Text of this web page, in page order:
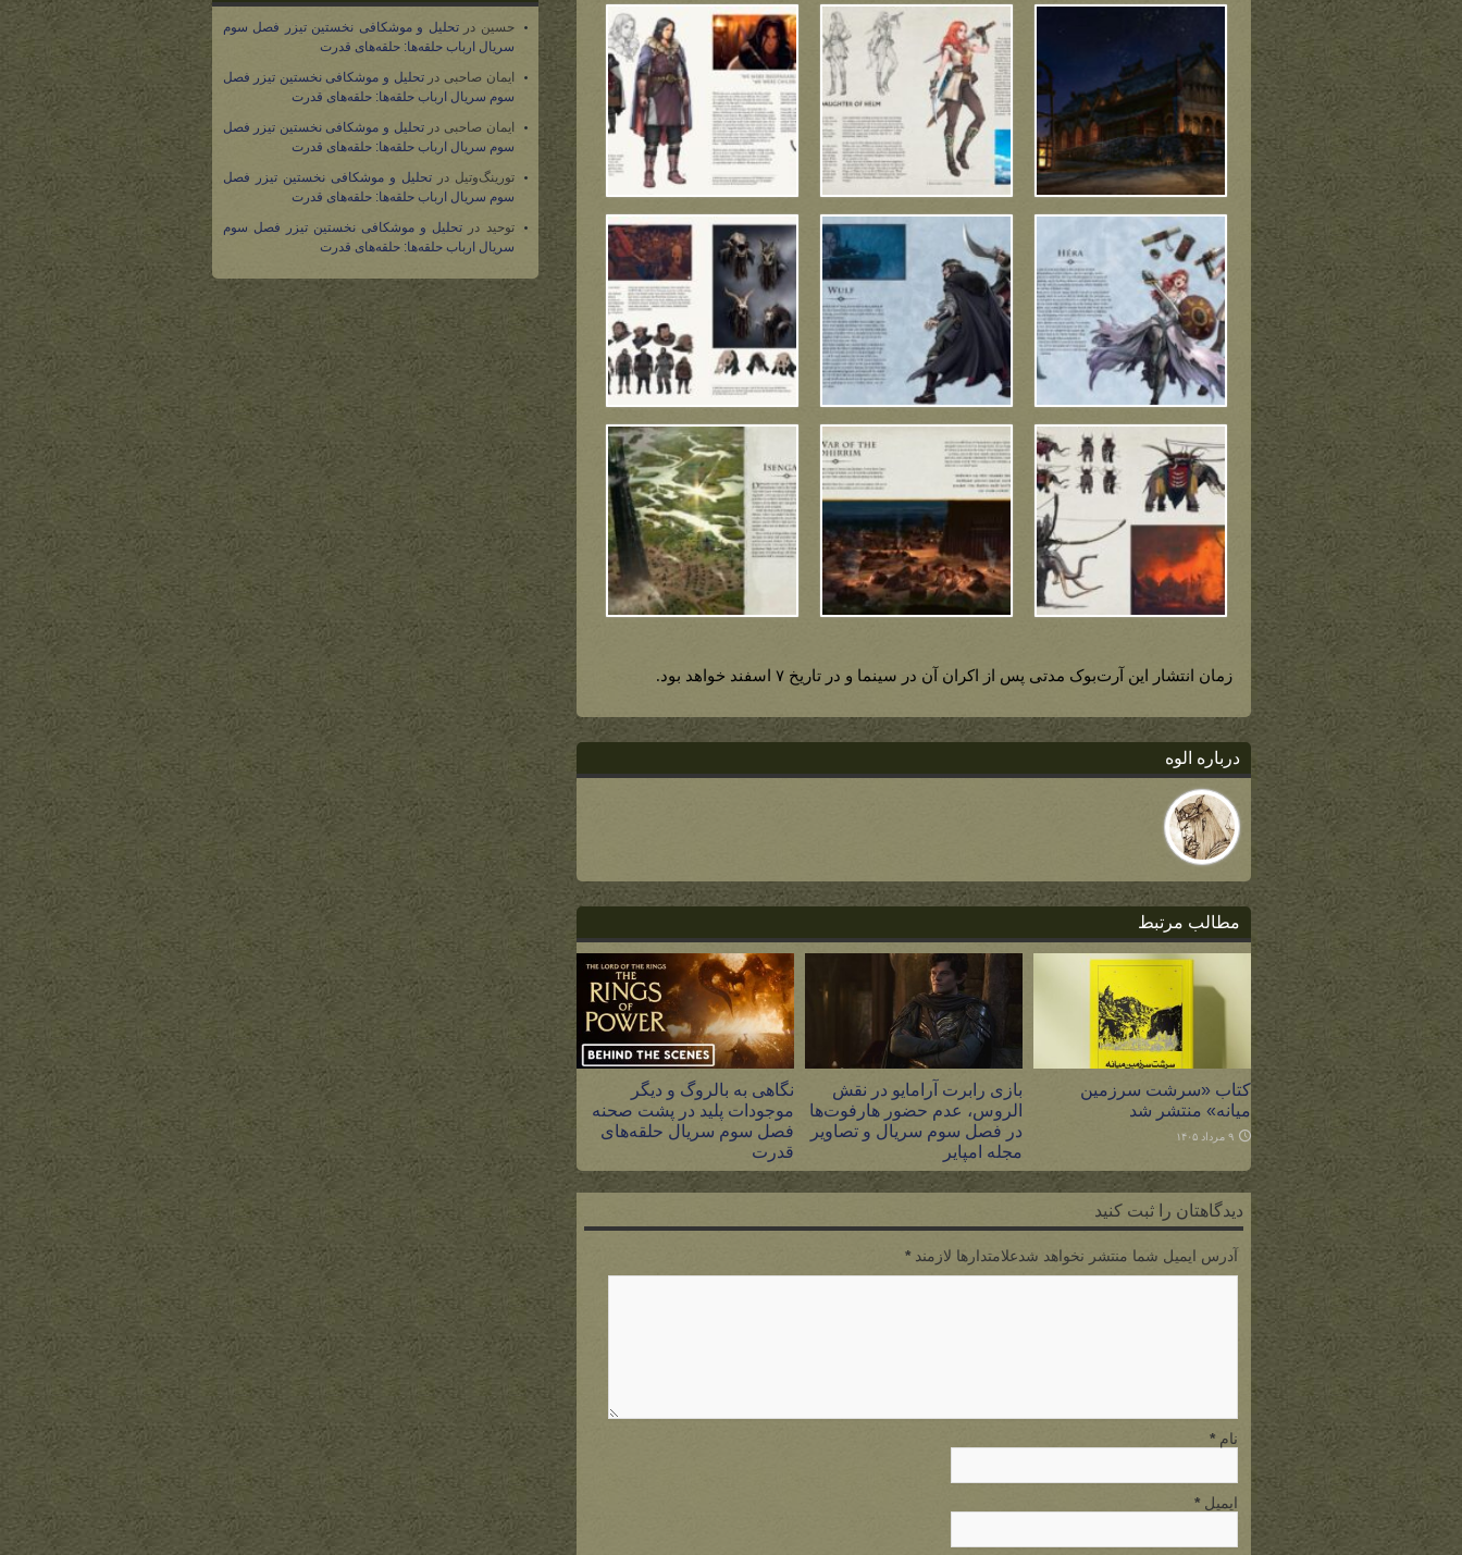
زمان انتشار این آرت‌بوک مدتی پس از اکران آن در سینما و در تاریخ ۷ اسفند خواهد بود.
درباره الوه
مطالب مرتبط
کتاب «سرشت سرزمین
میانه» منتشر شد
۹ مرداد ۱۴۰۵
بازی رابرت آرامایو در نقش
الروس، عدم حضور هارفوت‌ها
در فصل سوم سریال و تصاویر
مجله امپایر
نگاهی به بالروگ و دیگر
موجودات پلید در پشت صحنه
فصل سوم سریال حلقه‌های
قدرت
دیدگاهتان را ثبت کنید
آدرس ایمیل شما منتشر نخواهد شدعلامتدارها لازمند*
نام *
ایمیل *
حسین درتحلیل و موشکافی نخستین تیزر فصل سوم
سریال ارباب حلقه‌ها: حلقه‌های قدرت
ایمان صاحبی درتحلیل و موشکافی نخستین تیزر فصل
سوم سریال ارباب حلقه‌ها: حلقه‌های قدرت
ایمان صاحبی درتحلیل و موشکافی نخستین تیزر فصل
سوم سریال ارباب حلقه‌ها: حلقه‌های قدرت
تورینگ‌وتیل درتحلیل و موشکافی نخستین تیزر فصل
سوم سریال ارباب حلقه‌ها: حلقه‌های قدرت
توحید در تحلیل و موشکافی نخستین تیزر فصل سوم
سریال ارباب حلقه‌ها: حلقه‌های قدرت